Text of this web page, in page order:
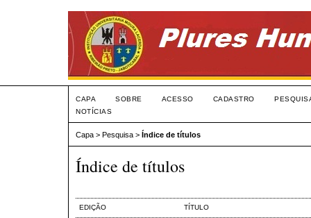
CAPA SOBRE ACESSO CADASTRO
NOTÍCIAS
Capa > Pesquisa > Índice de títulos
Índice de títulos
EDIÇÃO TÍTULO